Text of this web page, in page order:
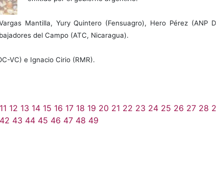
Mantilla, Yury Quintero (Fensuagro), Hero Pérez (ANP
del Campo (ATC, Nicaragua).
VC) e Ignacio Cirio (RMR).
11 12 13 14 15 16 17 18 19 20 21 22 23 24 25 26 27 28
42 43 44 45 46 47 48 49